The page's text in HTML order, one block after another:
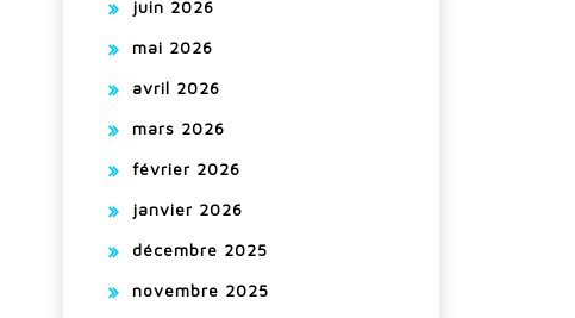
juin 2026
mai 2026
avril 2026
mars 2026
février 2026
janvier 2026
décembre 2025
novembre 2025